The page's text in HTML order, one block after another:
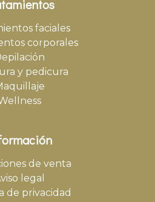
faciales
corporales
y pedicura
de venta
legal
de privacidad